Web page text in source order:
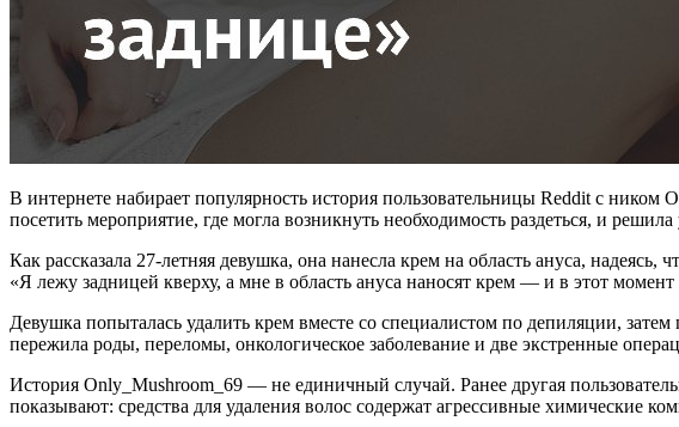
В интернете набирает популярность история пользовательницы Reddit с
посетить мероприятие, где могла возникнуть необходимость раздеться, и
Как рассказала 27-летняя девушка, она нанесла крем на область ануса,
«Я лежу задницей кверху, а мне в область ануса наносят крем — и в этот
Девушка попыталась удалить крем вместе со специалистом по депиляции,
пережила роды, переломы, онкологическое заболевание и две экстренные
История Only_Mushroom_69 — не единичный случай. Ранее другая
показывают: средства для удаления волос содержат агрессивные химические